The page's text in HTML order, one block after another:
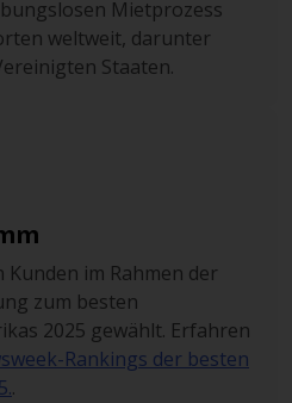
Mietprozess
weltweit, darunter
Staaten.
im Rahmen der
zum besten
2025 gewählt. Erfahren
Rankings der besten
.